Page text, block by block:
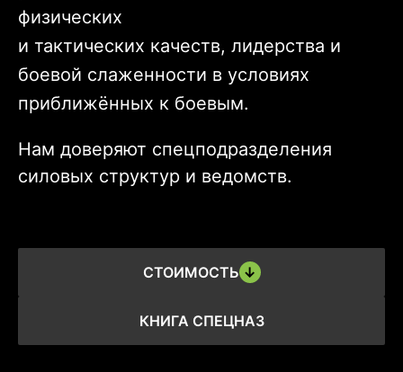
физических
и тактических качеств, лидерства и
боевой слаженности в условиях
приближённых к боевым.
Нам доверяют спецподразделения
силовых структур и ведомств.
СТОИМОСТЬ ↓
КНИГА СПЕЦНАЗ